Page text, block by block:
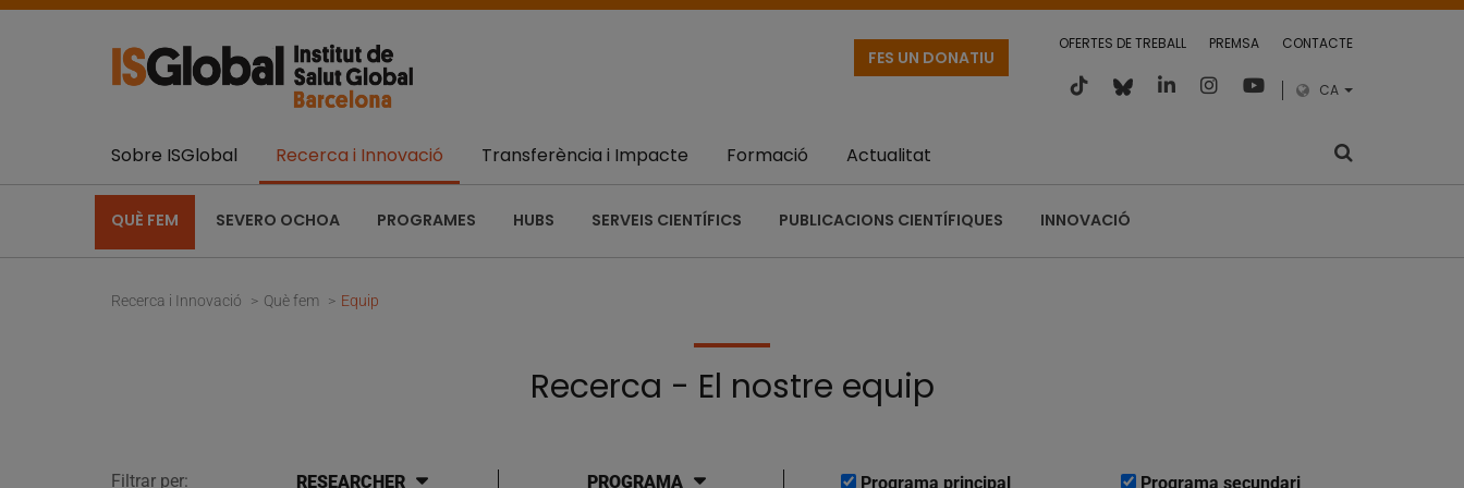
OFERTES DE TREBALL PREMSA CONTACTE
CA
FES UN DONATIU
Sobre ISGlobal Recerca i Innovació
QUÈ FEM SEVERO OCHOA PROGRAMES HUBS SERVEIS CIENTÍFICS PUBLICACIONS CIENTÍFIQUES INNOVACIÓ
Transferència i Impacte Formació Actualitat
Recerca i Innovació Què fem Equip
Recerca - El nostre equip
Filtrar per: RESEARCHER PROGRAMA Programa principal Programa secundari